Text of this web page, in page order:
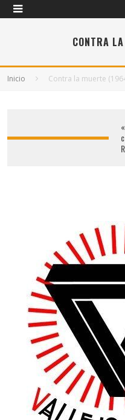
CONTRA
Inicio Contra la muerte